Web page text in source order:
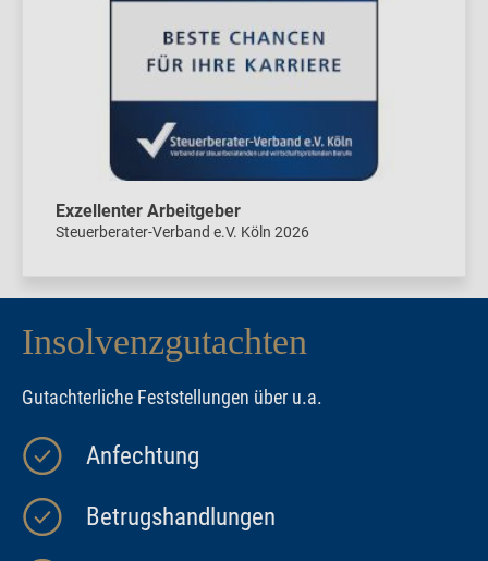
Exzellenter Arbeitgeber
Steuerberater-Verband e.V. Köln 2026
Insolvenzgutachten
Gutachterliche Feststellungen über u.a.
Anfechtung
Betrugshandlungen